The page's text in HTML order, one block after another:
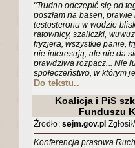
"Trudno odczepić się od
poszłam na basen,
testosteronu w wodzie
ratownicy, szaliczki,
fryzjera, wszystkie panie,
nie interesują, ale nie da
prawdziwa rozpacz... Nie
społeczeństwo, w którym
Do tekstu..
Koalicja i PiS
Funduszu
Źrodło: sejm.gov.pl
Konferencja prasowa